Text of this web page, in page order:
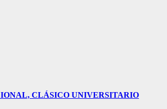
CLÁSICO UNIVERSITARIO